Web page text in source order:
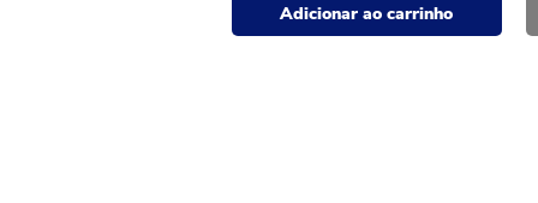
Adicionar ao carrinho